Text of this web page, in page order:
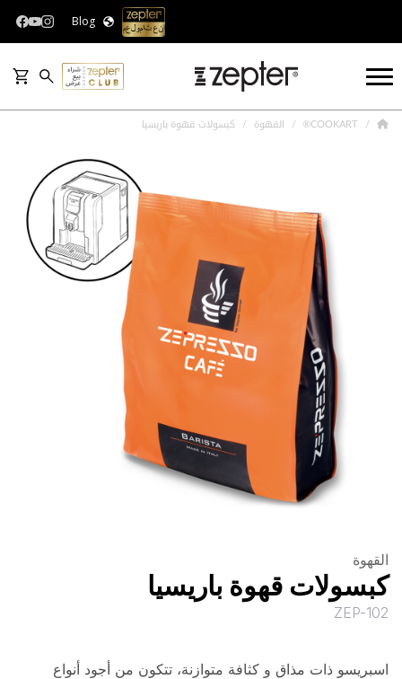
Blog
COOKART® القهوة كبسولات قهوة باريسيا
القهوة
كبسولات قهوة باريسيا
ZEP-102
اسبريسو ذات مذاق و كثافة متوازنة، تتكون من أجود أنواع